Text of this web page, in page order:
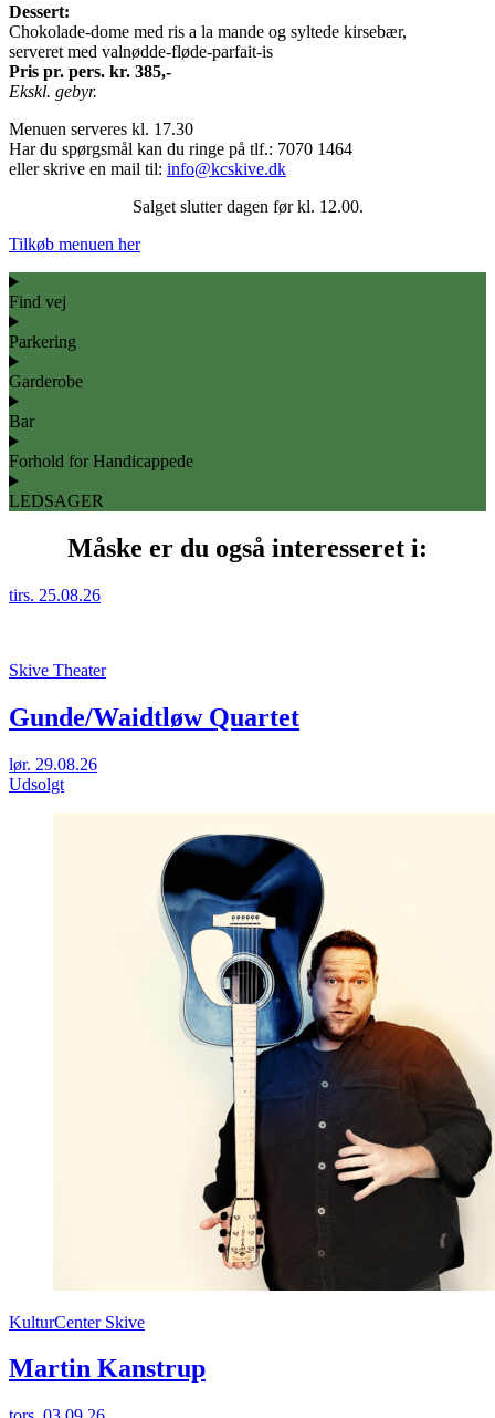
Dessert:
Chokolade-dome med ris a la mande og syltede kirsebær,
serveret med valnødde-fløde-parfait-is
Pris pr. pers. kr. 385,-
Ekskl. gebyr.
Menuen serveres kl. 17.30
Har du spørgsmål kan du ringe på tlf.: 7070 1464
eller skrive en mail til: info@kcskive.dk
Salget slutter dagen før kl. 12.00.
Tilkøb menuen her
Find vej
Parkering
Garderobe
Bar
Forhold for Handicappede
LEDSAGER
Måske er du også interesseret i:
tirs. 25.08.26
Skive Theater
Gunde/Waidtløw Quartet
lør. 29.08.26
Udsolgt
KulturCenter Skive
Martin Kanstrup